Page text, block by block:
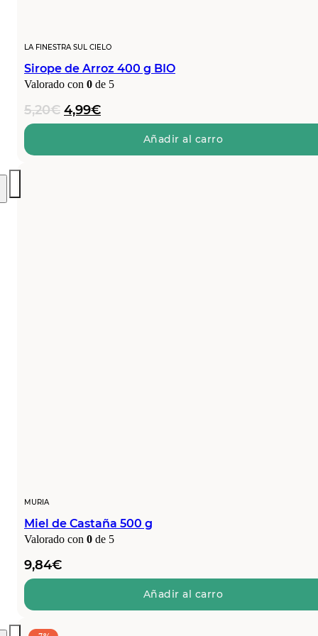
LA FINESTRA SUL CIELO
Sirope de Arroz 400 g BIO
Valorado con 0 de 5
5,20€ El
precio
era:
4,99€El
precio
es:
Añadir al carro
MURIA
Miel de Castaña 500 g
Valorado con 0 de 5
9,84€
Añadir al carro